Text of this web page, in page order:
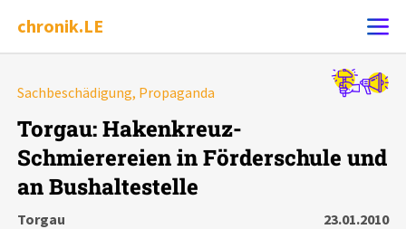
chronik.LE
Ereignis melden
Chronik
Dossiers
Sachbeschädigung, Propaganda
Torgau: Hakenkreuz-
Schmierereien in Förderschule und
an Bushaltestelle
Torgau
23.01.2010
Alle Ereignisse
Ereignisse Statistik
Filter Erklärungen